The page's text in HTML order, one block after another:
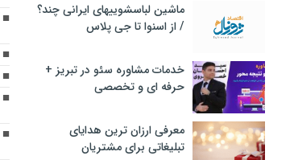
ماشین لباسشویی‎های ایرانی چند؟
/ از اسنوا تا جی پلاس
خدمات مشاوره سئو در تبریز +
حرفه ای و تخصصی
معرفی ارزان ترین هدایای
تبلیغاتی برای مشتریان